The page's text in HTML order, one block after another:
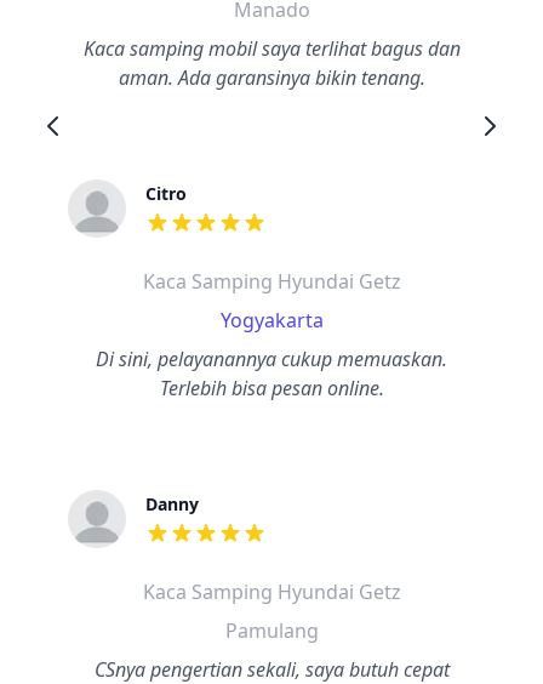
Manado
Kaca samping mobil saya terlihat bagus dan
aman. Ada garansinya bikin tenang.
Citro
dari ulasan adalah bintang lima
Kaca Samping Hyundai Getz
Yogyakarta
Di sini, pelayanannya cukup memuaskan.
Terlebih bisa pesan online.
Danny
dari ulasan adalah bintang lima
Kaca Samping Hyundai Getz
Pamulang
CSnya pengertian sekali, saya butuh cepat